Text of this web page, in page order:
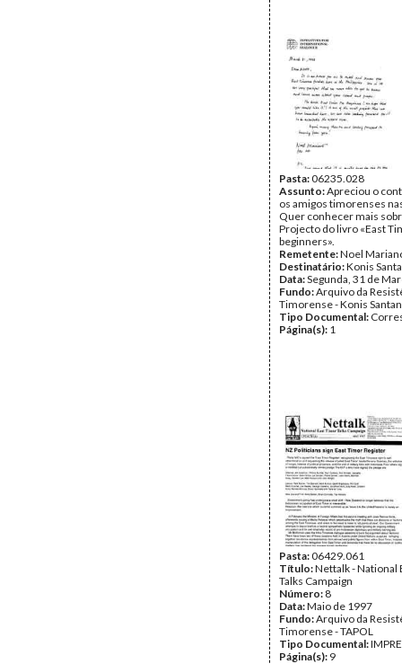
Pasta:06235.028
Assunto:Apreciou o
os amigos timorenses
Quer conhecer mais
Projecto do livro «East
beginners».
Remetente:Noel
Destinatário:Konis
Data:Segunda, 31 de
Fundo:Arquivo da
Timorense - Konis
Tipo Documental:
Página(s): 1
Pasta:06429.061
Título:Nettalk - National
Talks Campaign
Número: 8
Data:Maio de 1997
Fundo:Arquivo da
Timorense - TAPOL
Tipo Documental:
Página(s): 9